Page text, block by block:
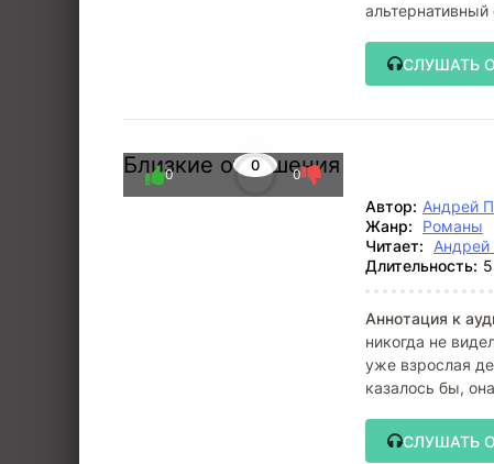
СЛУШАТЬ
Близкие отношения
0
0 0
Автор: Андрей
Жанр:
Романы
Читает:
Андрей
Длительность:
Аннотация к
никогда не
уже взрослая
казалось бы,
СЛУШАТЬ